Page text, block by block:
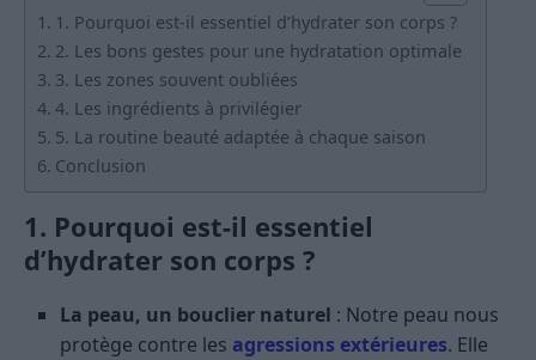
1. Pourquoi est-il essentiel d’hydrater son corps ?
2. Les bons gestes pour une hydratation optimale
3. Les zones souvent oubliées
4. Les ingrédients à privilégier
5. La routine beauté adaptée à chaque saison
Conclusion
1. Pourquoi est-il essentiel
d’hydrater son corps ?
La peau, un bouclier naturel : Notre peau nous
protège contre les agressions extérieures. Elle